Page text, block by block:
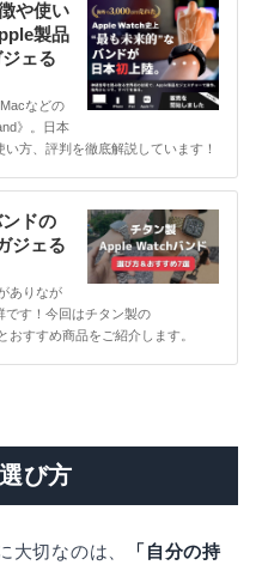
や使い
製品
ェる
などの
》。日本
方、評判を徹底解説しています！
ドの
ジェる
ありなが
です！今回はチタン製の
すすめ商品をご紹介します。
び方
大切なのは、
「自分の持